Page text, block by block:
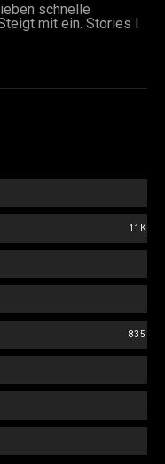
schnelle
mit ein. Stories I
11K
835